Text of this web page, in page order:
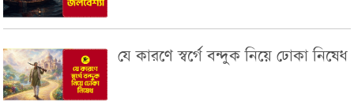
যে কারণে স্বর্গে বন্দুক নিয়ে ঢোকা নিষেধ